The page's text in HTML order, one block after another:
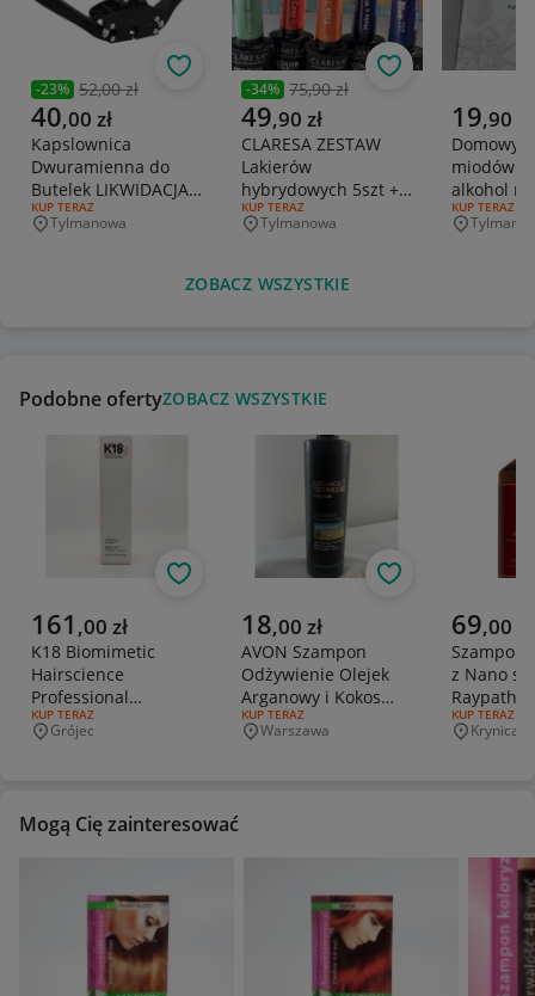
Poprzednia cena
-23% 52,00 zł
Aktualna cena
40,00 zł
Kapslownica
Dwuramienna do
Butelek LIKWIDACJA
SKLEPU
RODZAJ OFERTY:
KUP TERAZ
Miejscowość
Tylmanowa
Obserwuj
Poprzednia cena
-34% 75,90 zł
Aktualna cena
49,90 zł
CLARESA ZESTAW
Lakierów
hybrydowych 5szt +
gratis WYPRZEDAŻ
RODZAJ OFERTY:
KUP TERAZ
Miejscowość
Tylmanowa
Obserwuj
Aktualna
19,90
Domowy
miodów
alkohol
rm
RODZAJ
KUP TERAZ
ZOBACZ WSZYSTKIE
Podobne ofertyZOBACZ WSZYSTKIE
Aktualna cena
161 ,00 zł
K18 Biomimetic
Hairscience
Professional
Molecular Repair
Hair Mask 150 ml
RODZAJ OFERTY:
KUP TERAZ
Miejscowość
Grójec
Obserwuj
Aktualna cena
18,00 zł
AVON Szampon
Odżywienie Olejek
Arganowy i Kokos
400 ml
RODZAJ OFERTY:
KUP TERAZ
Miejscowość
Warszawa
Obserwuj
Aktualna
69,00
Szampon
z Nano
Raypath
RODZAJ
KUP TERAZ
Krynica-
Mogą Cię zainteresować